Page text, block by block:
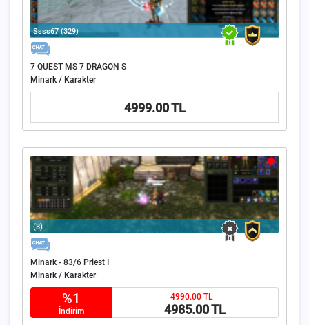
Ssss67 (329)
7 QUEST MS 7 DRAGON S
Minark / Karakter
4999.00 TL
(3)
Minark - 83/6 Priest İ
Minark / Karakter
%1
İndirim
4990.00 TL
4985.00 TL